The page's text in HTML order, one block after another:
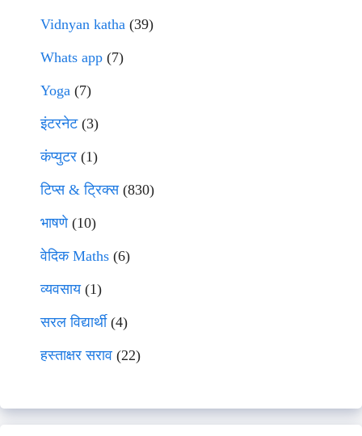
Vidnyan katha (39)
Whats app (7)
Yoga (7)
इंटरनेट(3)
कंप्युटर (1)
टिप्स & ट्रिक्स(830)
भाषणे(10)
वेदिक Maths (6)
व्यवसाय(1)
सरल विद्यार्थी(4)
हस्ताक्षर सराव (22)